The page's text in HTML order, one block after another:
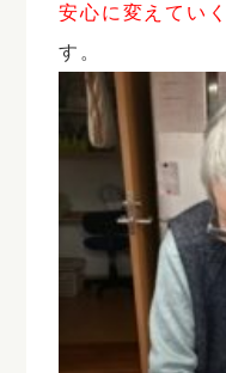
安心に変えてい
す。